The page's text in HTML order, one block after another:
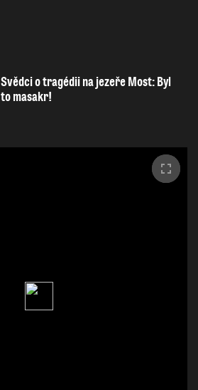
Svědci o tragédii na jezeře Most: Byl
to masakr!